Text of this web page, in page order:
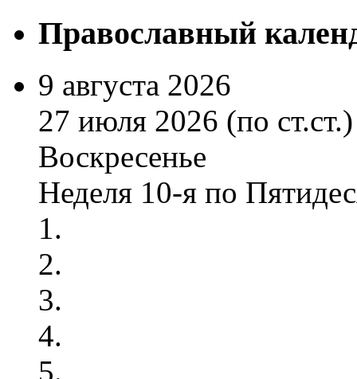
Православный
9 августа 2026
27 июля 2026 (по ст.ст.)
Воскресенье
Неделя 10-я по